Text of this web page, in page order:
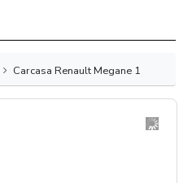
Carcasa Renault Megane 1